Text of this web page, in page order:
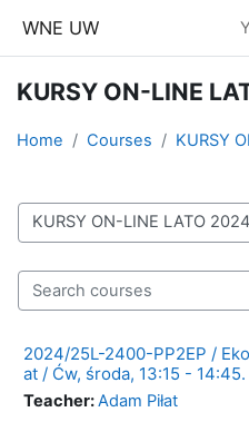
WNE UW
KURSY ON-LINE
Home Courses KURSY
Course categories
Search courses
2024/25L-2400-PP2EP /
at / Ćw, środa, 13:15 -
Teacher:Adam Piłat